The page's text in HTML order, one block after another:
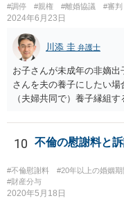
たり、長期化した場合は追
悪排除額ベースの成功報酬
いように思っています。
払う報酬額はあまり変わ
ても損にはならないはず
場合の相場は税抜2万円く
やしているのであれば排除
士にとっては割りの悪い
#調停 #親権 #離婚協議 #審判
2024年6月23日
川添 圭 弁護士
お子さんが未成年の非嫡
さんを夫の養子にしたい
（夫婦共同で）養子縁組
母と子の間が非嫡出子の
と説明されています。 そ
親権となった場合は、血
わる調停及び審判（民法
点について明確な判例はあ
条6項）においては、離婚
10 不倫の慰謝料と
#不倫慰謝料 #20年以上の婚姻期
#財産分与
2020年5月18日